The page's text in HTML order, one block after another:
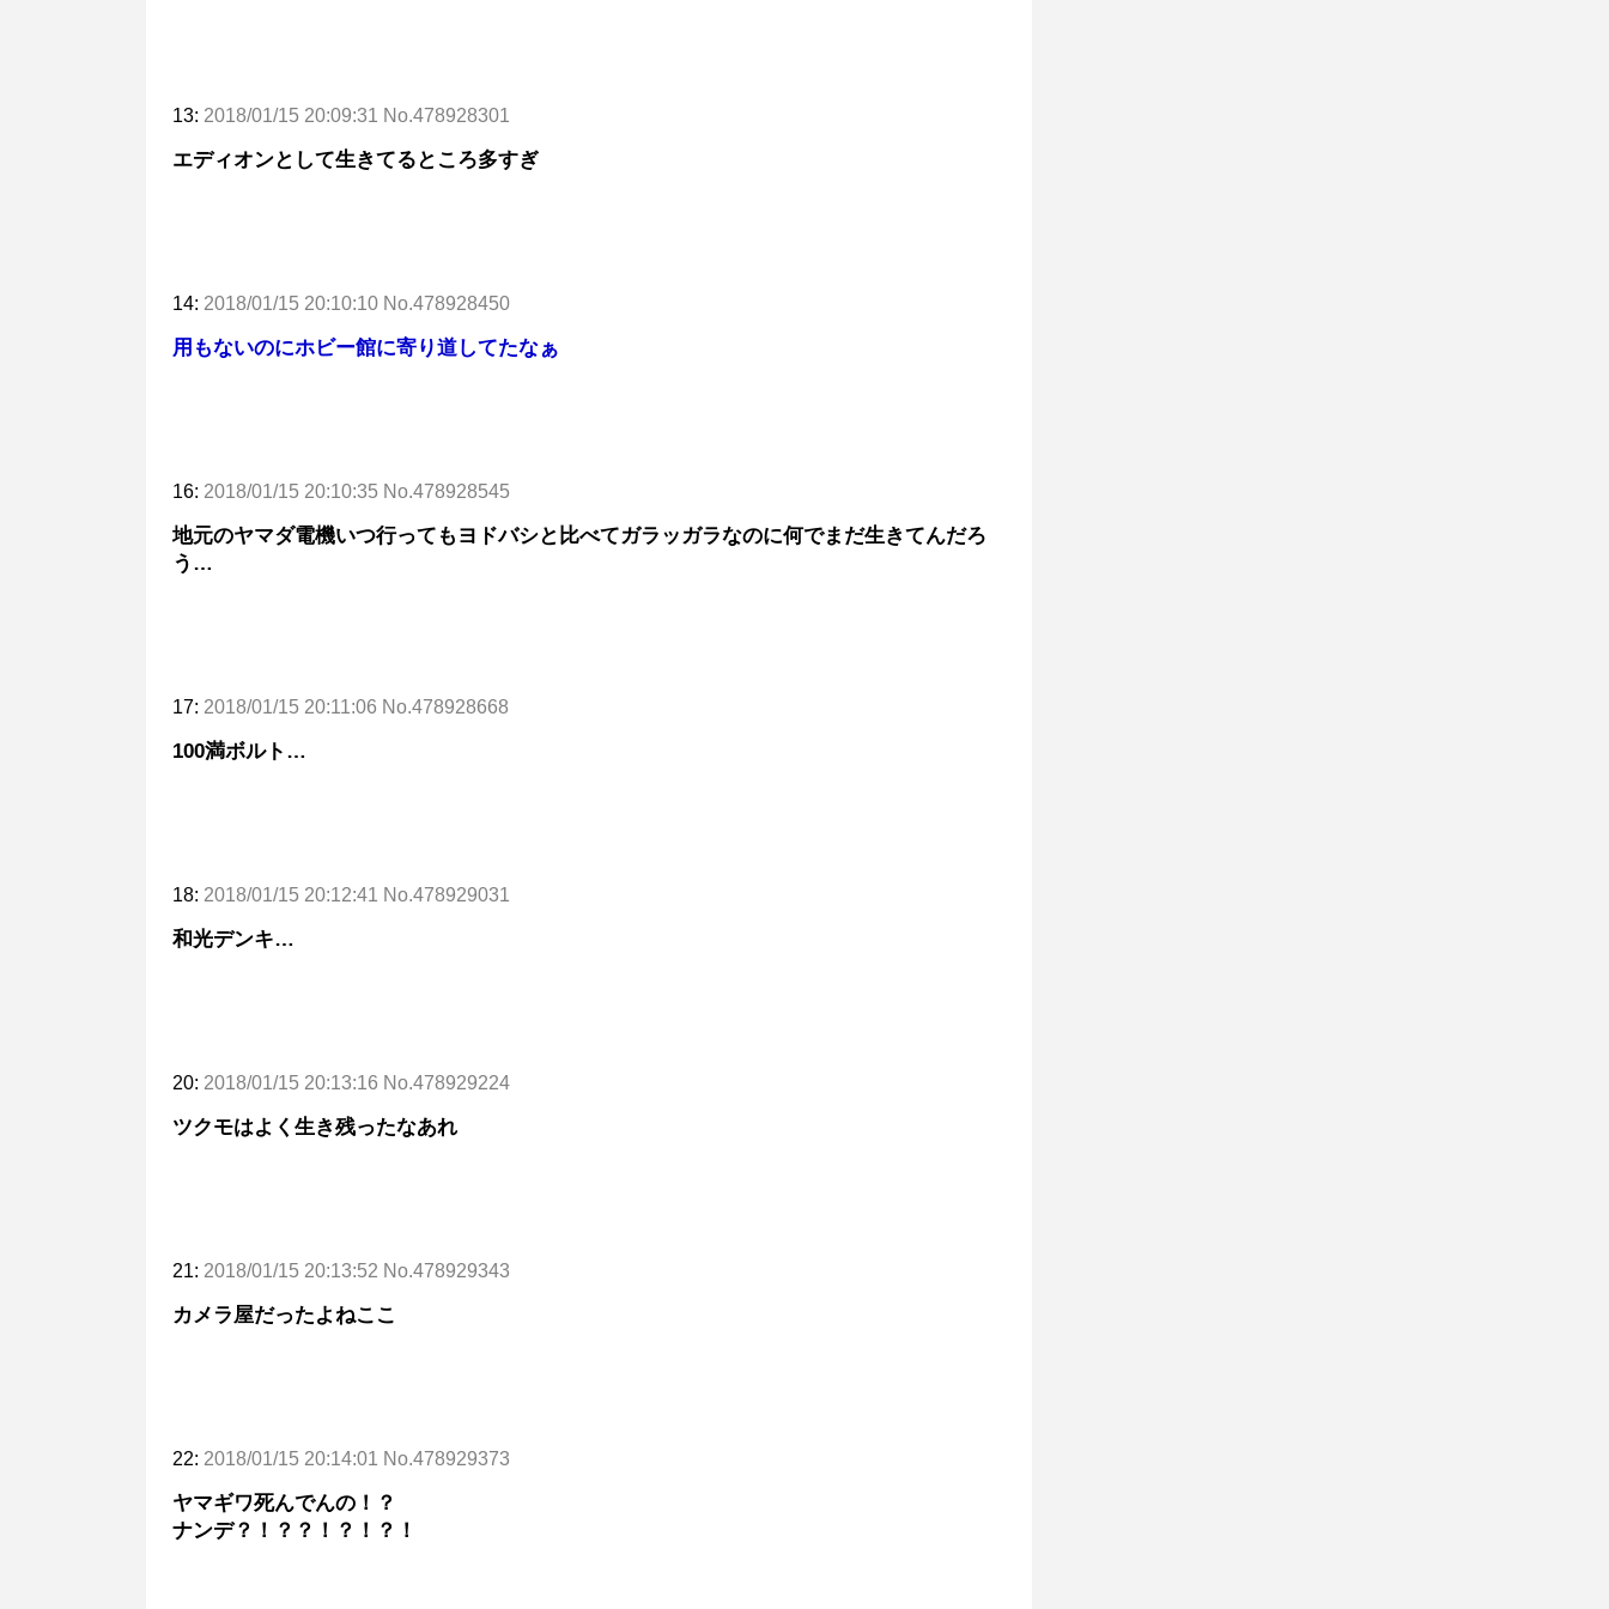
13: 2018/01/15 20:09:31 No.478928301
エディオンとして生きてるところ多すぎ
14: 2018/01/15 20:10:10 No.478928450
用もないのにホビー館に寄り道してたなぁ
16: 2018/01/15 20:10:35 No.478928545
地元のヤマダ電機いつ行ってもヨドバシと比べてガラッガラなのに何でまだ生きてんだろ
う…
17: 2018/01/15 20:11:06 No.478928668
100満ボルト…
18: 2018/01/15 20:12:41 No.478929031
和光デンキ…
20: 2018/01/15 20:13:16 No.478929224
ツクモはよく生き残ったなあれ
21: 2018/01/15 20:13:52 No.478929343
カメラ屋だったよねここ
22: 2018/01/15 20:14:01 No.478929373
ヤマギワ死んでんの！？
ナンデ？！？？！？！？！